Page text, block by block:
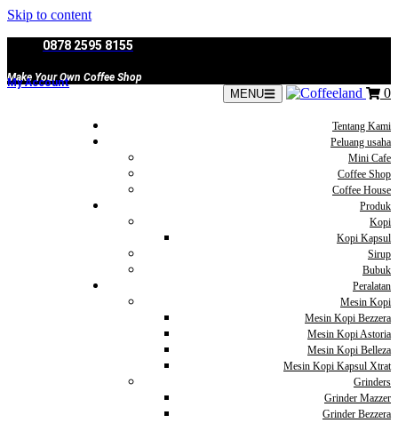
Skip to content
0878 2595 8155
Make Your Own Coffee Shop
My Account
MENU 0
Tentang Kami
Peluang usaha
Mini Cafe
Coffee Shop
Coffee House
Produk
Kopi
Kopi Kapsul
Sirup
Bubuk
Peralatan
Mesin Kopi
Mesin Kopi Bezzera
Mesin Kopi Astoria
Mesin Kopi Belleza
Mesin Kopi Kapsul Xtrat
Grinders
Grinder Mazzer
Grinder Bezzera